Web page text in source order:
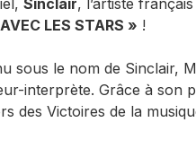
Sinclair, l’artiste
LES STARS » !
sous le nom de Sinclair,
interprète. Grâce à son
des Victoires de la